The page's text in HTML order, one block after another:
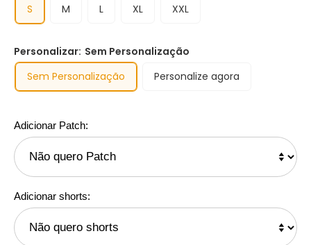
S
M L XL XXL
Personalizar: Sem Personalização
Sem Personalização
Personalize agora
Adicionar Patch:
Adicionar shorts: